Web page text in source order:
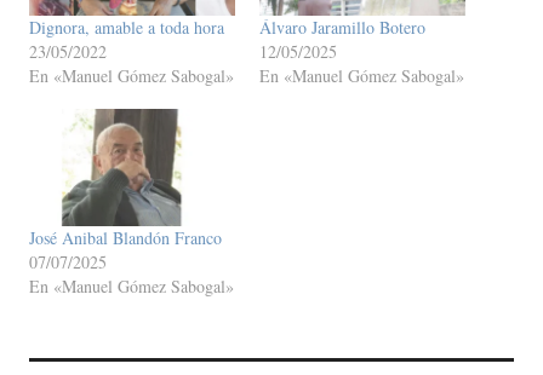
Dignora, amable a toda hora
23/05/2022
En «Manuel Gómez Sabogal»
Álvaro Jaramillo Botero
12/05/2025
En «Manuel Gómez Sabogal»
José Anibal Blandón Franco
07/07/2025
En «Manuel Gómez Sabogal»